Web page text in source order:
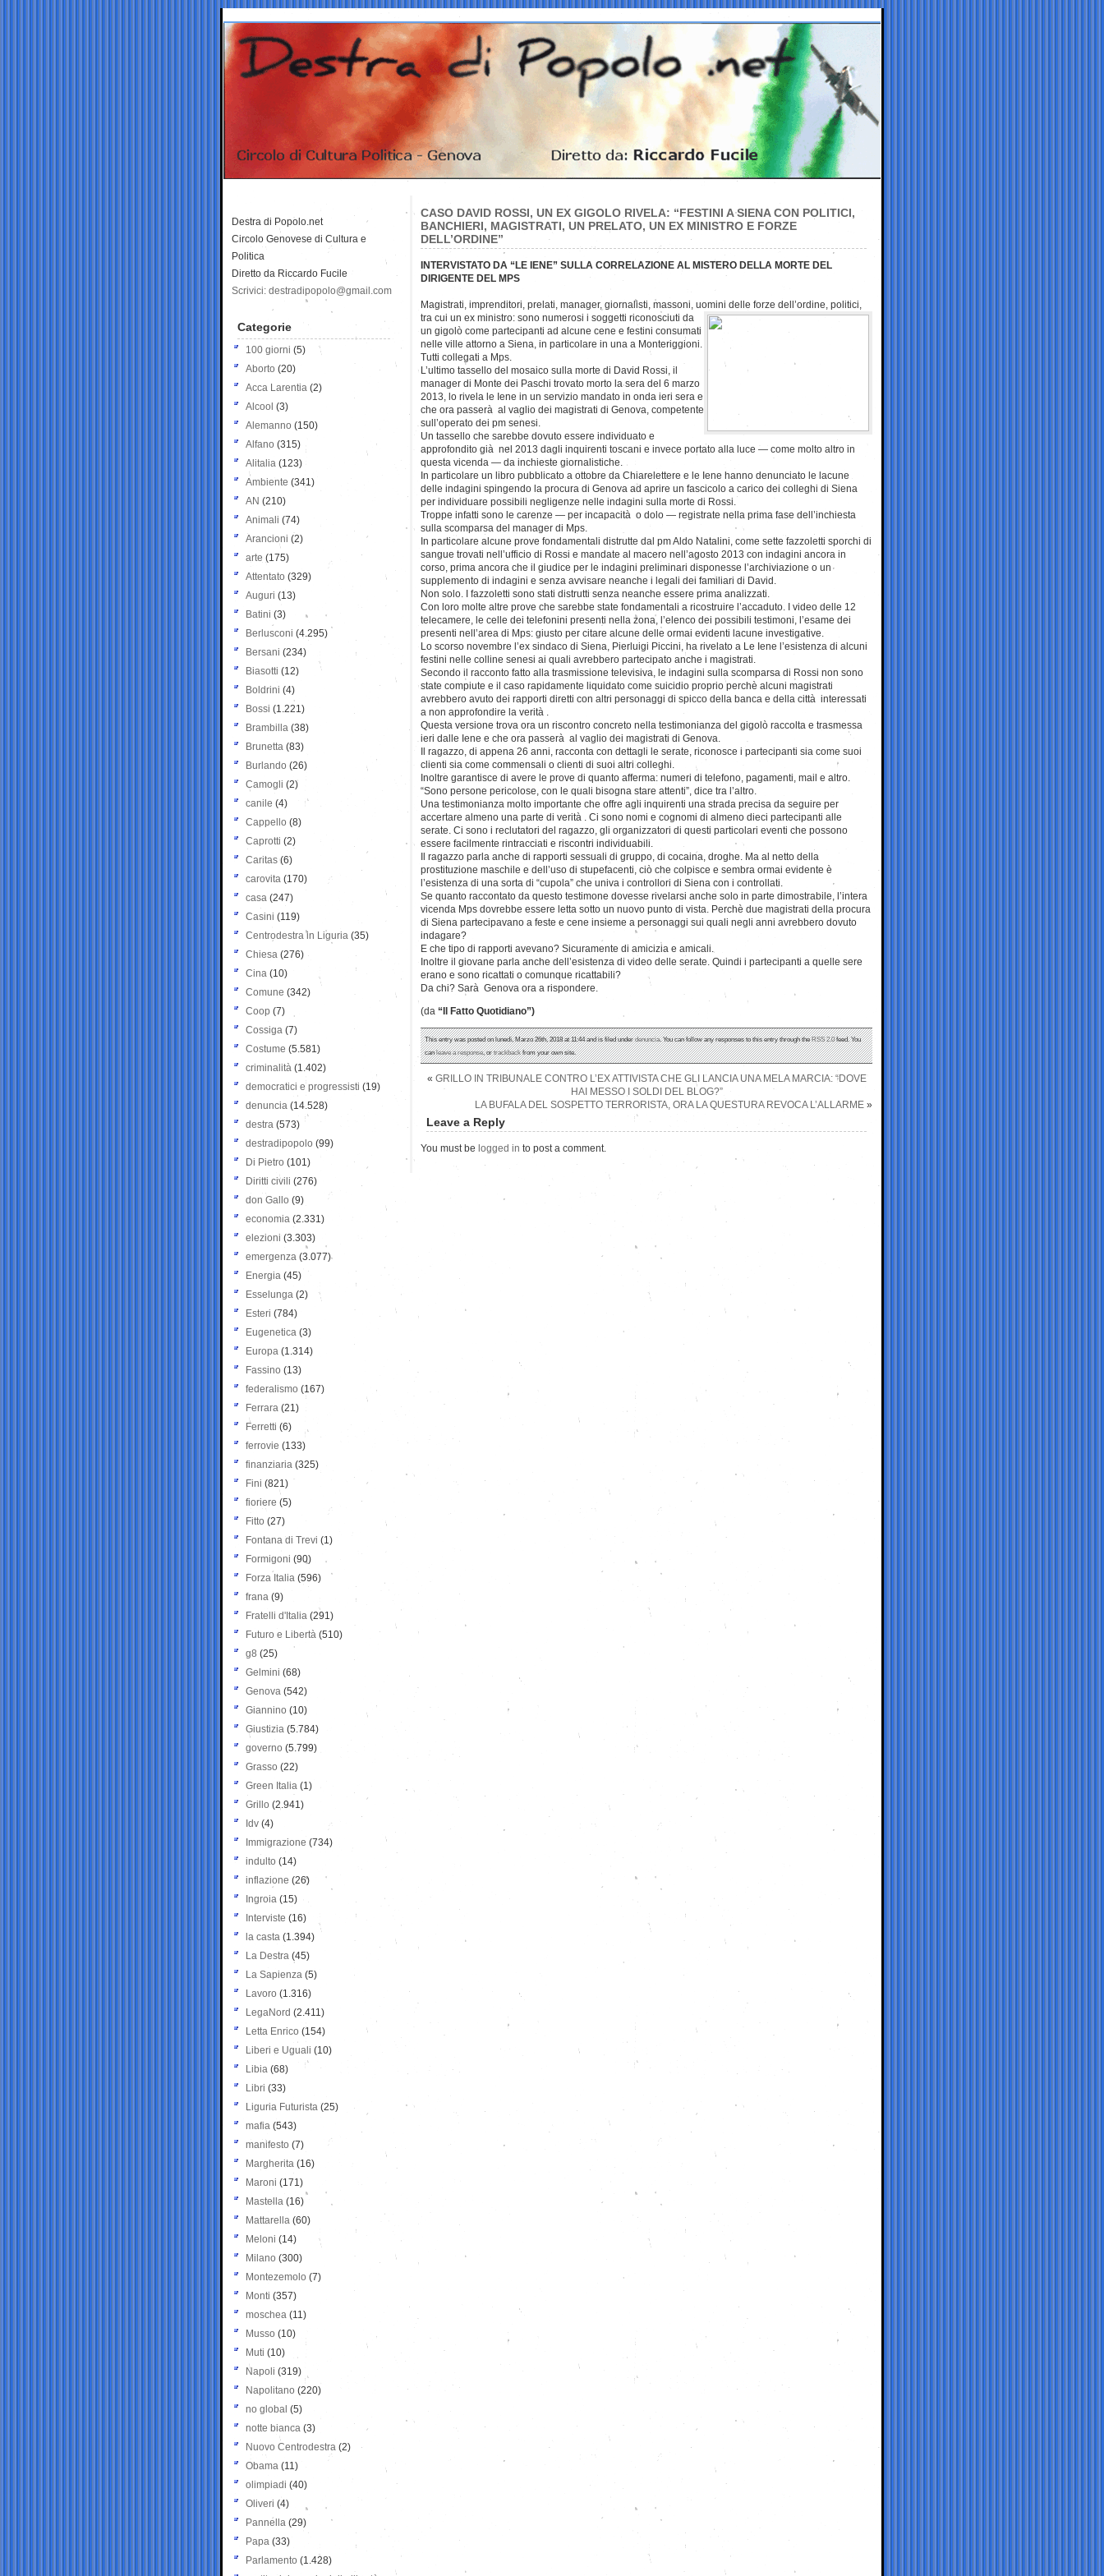
CASO DAVID ROSSI, UN EX GIGOLO RIVELA: “FESTINI A SIENA CON POLITICI,
BANCHIERI, MAGISTRATI, UN PRELATO, UN EX MINISTRO E FORZE
DELL’ORDINE”
INTERVISTATO DA “LE IENE” SULLA CORRELAZIONE AL MISTERO DELLA MORTE DEL
DIRIGENTE DEL MPS
Magistrati, imprenditori, prelati, manager, giornalisti, massoni, uomini delle forze dell’ordine, politici,
tra cui un ex ministro: sono numerosi i soggetti riconosciuti da
un gigolò come partecipanti ad alcune cene e festini consumati
nelle ville attorno a Siena, in particolare in una a Monteriggioni.
Tutti collegati a Mps.
L’ultimo tassello del mosaico sulla morte di David Rossi, il
manager di Monte dei Paschi trovato morto la sera del 6 marzo
2013, lo rivela le Iene in un servizio mandato in onda ieri sera e
che ora passerà al vaglio dei magistrati di Genova, competente
sull’operato dei pm senesi.
Un tassello che sarebbe dovuto essere individuato e
approfondito già nel 2013 dagli inquirenti toscani e invece portato alla luce — come molto altro in
questa vicenda — da inchieste giornalistiche.
In particolare un libro pubblicato a ottobre da Chiarelettere e le Iene hanno denunciato le lacune
delle indagini spingendo la procura di Genova ad aprire un fascicolo a carico dei colleghi di Siena
per individuare possibili negligenze nelle indagini sulla morte di Rossi.
Troppe infatti sono le carenze — per incapacità o dolo — registrate nella prima fase dell’inchiesta
sulla scomparsa del manager di Mps.
In particolare alcune prove fondamentali distrutte dal pm Aldo Natalini, come sette fazzoletti sporchi di
sangue trovati nell’ufficio di Rossi e mandate al macero nell’agosto 2013 con indagini ancora in
corso, prima ancora che il giudice per le indagini preliminari disponesse l’archiviazione o un
supplemento di indagini e senza avvisare neanche i legali dei familiari di David.
Non solo. I fazzoletti sono stati distrutti senza neanche essere prima analizzati.
Con loro molte altre prove che sarebbe state fondamentali a ricostruire l’accaduto. I video delle 12
telecamere, le celle dei telefonini presenti nella zona, l’elenco dei possibili testimoni, l’esame dei
presenti nell’area di Mps: giusto per citare alcune delle ormai evidenti lacune investigative.
Lo scorso novembre l’ex sindaco di Siena, Pierluigi Piccini, ha rivelato a Le Iene l’esistenza di alcuni
festini nelle colline senesi ai quali avrebbero partecipato anche i magistrati.
Secondo il racconto fatto alla trasmissione televisiva, le indagini sulla scomparsa di Rossi non sono
state compiute e il caso rapidamente liquidato come suicidio proprio perchè alcuni magistrati
avrebbero avuto dei rapporti diretti con altri personaggi di spicco della banca e della città interessati
a non approfondire la verità .
Questa versione trova ora un riscontro concreto nella testimonianza del gigolò raccolta e trasmessa
ieri dalle Iene e che ora passerà al vaglio dei magistrati di Genova.
Il ragazzo, di appena 26 anni, racconta con dettagli le serate, riconosce i partecipanti sia come suoi
clienti sia come commensali o clienti di suoi altri colleghi.
Inoltre garantisce di avere le prove di quanto afferma: numeri di telefono, pagamenti, mail e altro.
“Sono persone pericolose, con le quali bisogna stare attenti”, dice tra l’altro.
Una testimonianza molto importante che offre agli inquirenti una strada precisa da seguire per
accertare almeno una parte di verità . Ci sono nomi e cognomi di almeno dieci partecipanti alle
serate. Ci sono i reclutatori del ragazzo, gli organizzatori di questi particolari eventi che possono
essere facilmente rintracciati e riscontri individuabili.
Il ragazzo parla anche di rapporti sessuali di gruppo, di cocaina, droghe. Ma al netto della
prostituzione maschile e dell’uso di stupefacenti, ciò che colpisce e sembra ormai evidente è
l’esistenza di una sorta di “cupola” che univa i controllori di Siena con i controllati.
Se quanto raccontato da questo testimone dovesse rivelarsi anche solo in parte dimostrabile, l’intera
vicenda Mps dovrebbe essere letta sotto un nuovo punto di vista. Perchè due magistrati della procura
di Siena partecipavano a feste e cene insieme a personaggi sui quali negli anni avrebbero dovuto
indagare?
E che tipo di rapporti avevano? Sicuramente di amicizia e amicali.
Inoltre il giovane parla anche dell’esistenza di video delle serate. Quindi i partecipanti a quelle sere
erano e sono ricattati o comunque ricattabili?
Da chi? Sarà Genova ora a rispondere.
(da “Il Fatto Quotidiano”)
This entry was posted on lunedì, Marzo 26th, 2018 at 11:44 and is filed underdenuncia. You can follow any responses to this entry through theRSS 2.0feed. You
canleave a response, ortrackbackfrom your own site.
« GRILLO IN TRIBUNALE CONTRO L’EX ATTIVISTA CHE GLI LANCIA UNA MELA MARCIA: “DOVE
HAI MESSO I SOLDI DEL BLOG?”
LA BUFALA DEL SOSPETTO TERRORISTA, ORA LA QUESTURA REVOCA L’ALLARME »
Leave a Reply
You must be logged in to post a comment.
Destra di Popolo.net
Circolo Genovese di Cultura e
Politica
Diretto da Riccardo Fucile
Scrivici: destradipopolo@gmail.com
Categorie
100 giorni (5)
Aborto (20)
Acca Larentia (2)
Alcool (3)
Alemanno (150)
Alfano (315)
Alitalia (123)
Ambiente (341)
AN (210)
Animali (74)
Arancioni (2)
arte (175)
Attentato (329)
Auguri (13)
Batini (3)
Berlusconi (4.295)
Bersani (234)
Biasotti (12)
Boldrini (4)
Bossi (1.221)
Brambilla (38)
Brunetta (83)
Burlando (26)
Camogli (2)
canile (4)
Cappello (8)
Caprotti (2)
Caritas (6)
carovita (170)
casa (247)
Casini (119)
Centrodestra in Liguria (35)
Chiesa (276)
Cina (10)
Comune (342)
Coop (7)
Cossiga (7)
Costume (5.581)
criminalità (1.402)
democratici e progressisti (19)
denuncia (14.528)
destra (573)
destradipopolo (99)
Di Pietro (101)
Diritti civili (276)
don Gallo (9)
economia (2.331)
elezioni (3.303)
emergenza (3.077)
Energia (45)
Esselunga (2)
Esteri (784)
Eugenetica (3)
Europa (1.314)
Fassino (13)
federalismo (167)
Ferrara (21)
Ferretti (6)
ferrovie (133)
finanziaria (325)
Fini (821)
fioriere (5)
Fitto (27)
Fontana di Trevi (1)
Formigoni (90)
Forza Italia (596)
frana (9)
Fratelli d'Italia (291)
Futuro e Libertà (510)
g8 (25)
Gelmini (68)
Genova (542)
Giannino (10)
Giustizia (5.784)
governo (5.799)
Grasso (22)
Green Italia (1)
Grillo (2.941)
Idv (4)
Immigrazione (734)
indulto (14)
inflazione (26)
Ingroia (15)
Interviste (16)
la casta (1.394)
La Destra (45)
La Sapienza (5)
Lavoro (1.316)
LegaNord (2.411)
Letta Enrico (154)
Liberi e Uguali (10)
Libia (68)
Libri (33)
Liguria Futurista (25)
mafia (543)
manifesto (7)
Margherita (16)
Maroni (171)
Mastella (16)
Mattarella (60)
Meloni (14)
Milano (300)
Montezemolo (7)
Monti (357)
moschea (11)
Musso (10)
Muti (10)
Napoli (319)
Napolitano (220)
no global (5)
notte bianca (3)
Nuovo Centrodestra (2)
Obama (11)
olimpiadi (40)
Oliveri (4)
Pannella (29)
Papa (33)
Parlamento (1.428)